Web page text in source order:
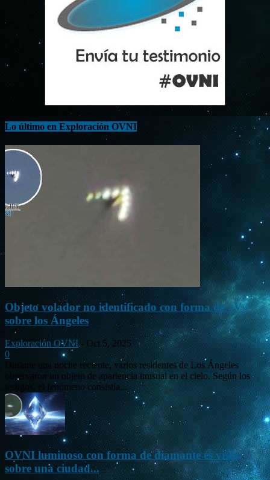
Lo último en Exploración OVNI
Objeto volador no identificado con forma de «V»
sobre los Ángeles
Exploración OVNI - Oct 5, 2025
0
Durante una noche reciente, varios residentes de Los Ángeles
observaron un objeto de apariencia inusual en el cielo. Según los
testigos, el fenómeno consistía...
OVNI luminoso con forma de diamante es visto
sobre una ciudad...